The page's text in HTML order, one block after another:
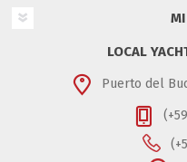
MI
LOCAL
Puerto del